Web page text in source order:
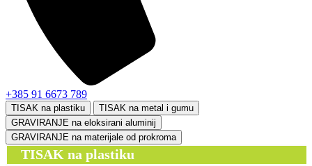
+385 91 6673 789
TISAK na plastiku
TISAK na metal i gumu
GRAVIRANJE na eloksirani aluminij
GRAVIRANJE na materijale od prokroma
TISAK na plastiku